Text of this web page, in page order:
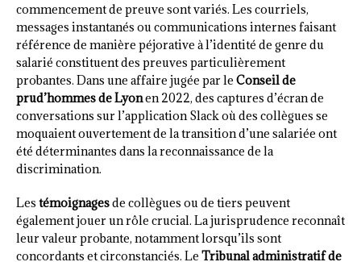
commencement de preuve sont variés. Les courriels,
messages instantanés ou communications internes faisant
référence de manière péjorative à l’identité de genre du
salarié constituent des preuves particulièrement
probantes. Dans une affaire jugée par le Conseil de
prud’hommes de Lyonen 2022, des captures d’écran de
conversations sur l’application Slack où des collègues se
moquaient ouvertement de la transition d’une salariée ont
été déterminantes dans la reconnaissance de la
discrimination.
Les témoignagesde collègues ou de tiers peuvent
également jouer un rôle crucial. La jurisprudence reconnaît
leur valeur probante, notamment lorsqu’ils sont
concordants et circonstanciés. Le Tribunal administratif de